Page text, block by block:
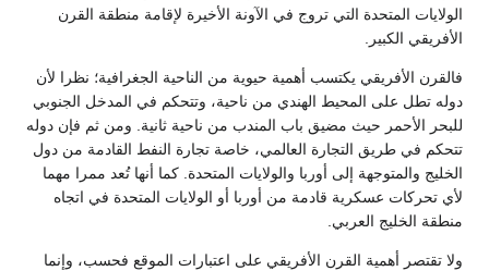
الولايات المتحدة التي تروج في الآونة الأخيرة لإقامة منطقة القرن
الأفريقي الكبير.
فالقرن الأفريقي يكتسب أهمية حيوية من الناحية الجغرافية؛ نظرا لأن
دوله تطل على المحيط الهندي من ناحية، وتتحكم في المدخل الجنوبي
للبحر الأحمر حيث مضيق باب المندب من ناحية ثانية. ومن ثم فإن دوله
تتحكم في طريق التجارة العالمي، خاصة تجارة النفط القادمة من دول
الخليج والمتوجهة إلى أوربا والولايات المتحدة. كما أنها تُعد ممرا مهما
لأي تحركات عسكرية قادمة من أوربا أو الولايات المتحدة في اتجاه
منطقة الخليج العربي.
ولا تقتصر أهمية القرن الأفريقي على اعتبارات الموقع فحسب، وإنما